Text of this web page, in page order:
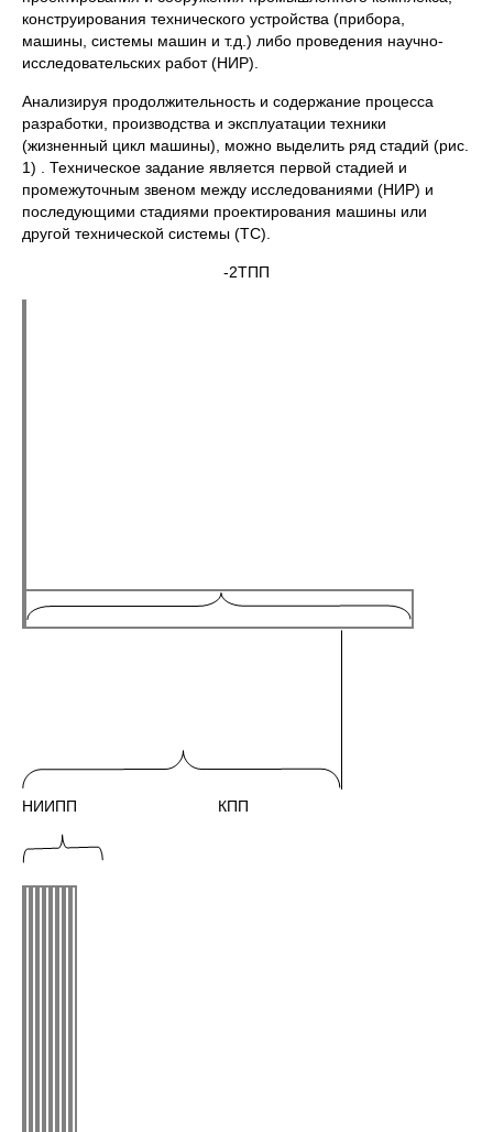
конструирования технического устройства (прибора,
машины, системы машин и т.д.) либо проведения научно-
исследовательских работ (НИР).
Анализируя продолжительность и содержание процесса
разработки, производства и эксплуатации техники
(жизненный цикл машины), можно выделить ряд стадий (рис.
1) . Техническое задание является первой стадией и
промежуточным звеном между исследованиями (НИР) и
последующими стадиями проектирования машины или
другой технической системы (ТС).
-2ТПП
НИИПП КПП